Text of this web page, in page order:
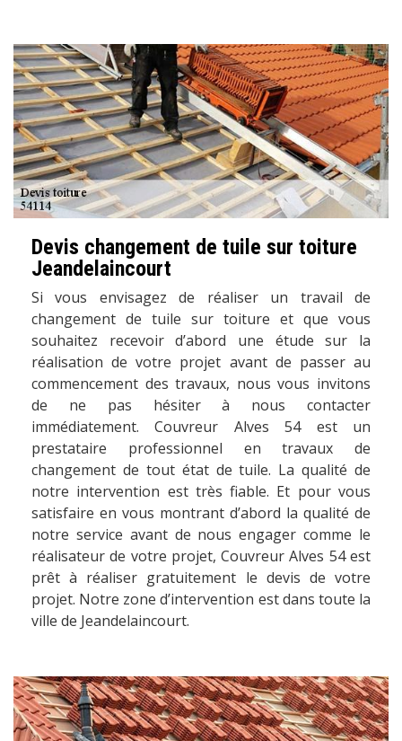
Devis changement de tuile sur toiture
Jeandelaincourt
Si vous envisagez de réaliser un travail de
changement de tuile sur toiture et que vous
souhaitez recevoir d’abord une étude sur la
réalisation de votre projet avant de passer au
commencement des travaux, nous vous invitons
de ne pas hésiter à nous contacter
immédiatement. Couvreur Alves 54 est un
prestataire professionnel en travaux de
changement de tout état de tuile. La qualité de
notre intervention est très fiable. Et pour vous
satisfaire en vous montrant d’abord la qualité de
notre service avant de nous engager comme le
réalisateur de votre projet, Couvreur Alves 54 est
prêt à réaliser gratuitement le devis de votre
projet. Notre zone d’intervention est dans toute la
ville de Jeandelaincourt.